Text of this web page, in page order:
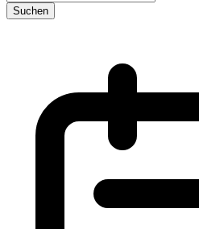
Suchen